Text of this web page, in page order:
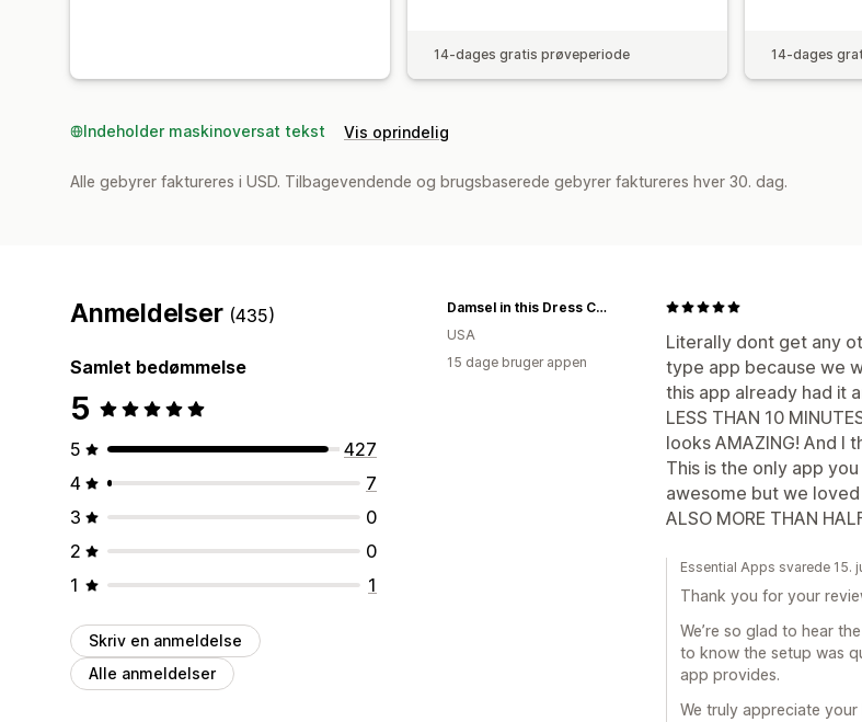
14-dages gratis prøveperiode 14-dages
Indeholder maskinoversat tekst Vis oprindelig
Alle gebyrer faktureres i USD. Tilbagevendende og brugsbaserede gebyrer faktureres hver 30. dag.
Anmeldelser (435)
Samlet bedømmelse
5
5
427
4
7
3
0
2
0
1
1
Skriv en anmeldelse
Alle anmeldelser
Literally dont get any
type app because we
this app already had it
LESS THAN 10
looks AMAZING! And I
This is the only app
awesome but we loved
ALSO MORE THAN
Damsel in this Dress Corsets
USA
15 dage bruger appen
Essential Apps svarede 15.
Thank you for your
We’re so glad to hear
to know the setup was
app provides.
We truly appreciate